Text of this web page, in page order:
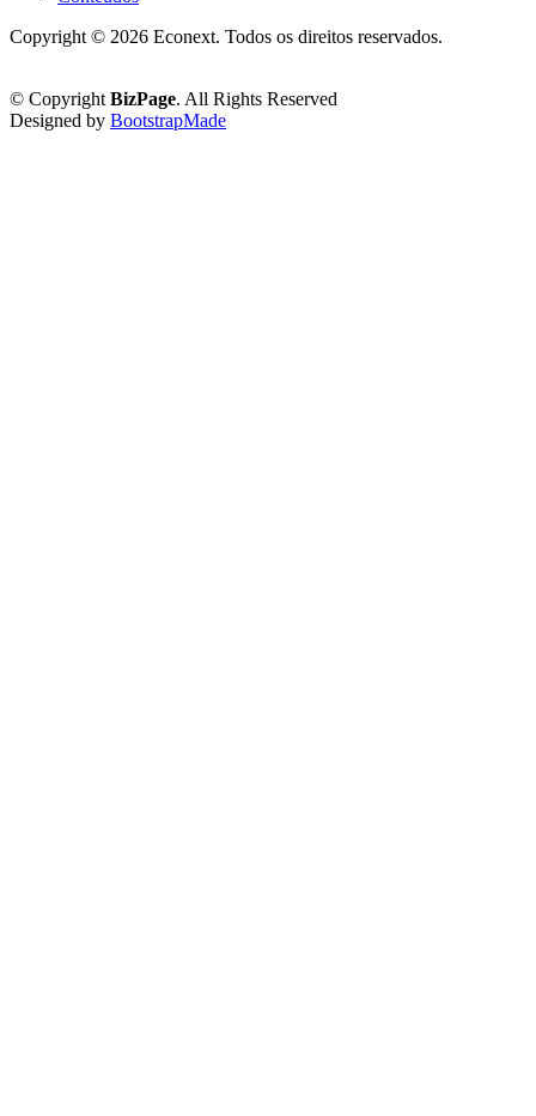
Copyright © 2026 Econext. Todos os direitos reservados.
© Copyright BizPage. All Rights Reserved
Designed by BootstrapMade